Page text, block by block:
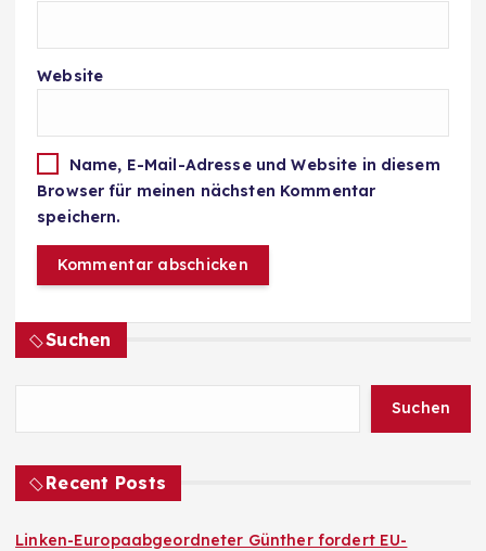
Website
Name, E-Mail-Adresse und Website in diesem
Browser für meinen nächsten Kommentar
speichern.
Suchen
Suchen
Recent Posts
Linken-Europaabgeordneter Günther fordert EU-